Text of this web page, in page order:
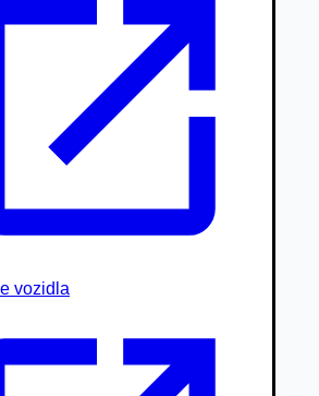
vozidla
nad 7,5t
skútre, štvorkolky
vozidlá / stroje
ruky autožeriavy
kontajnerov
nadstavby